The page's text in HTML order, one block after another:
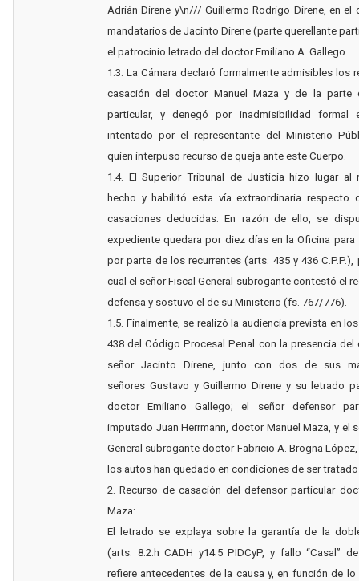
Adrián Direne y\n/// Guillermo Rodrigo Direne, en el
mandatarios de Jacinto Direne (parte querellante
el patrocinio letrado del doctor Emiliano A. Gallego.
1.3. La Cámara declaró formalmente admisibles los
casación del doctor Manuel Maza y de la parte
particular, y denegó por inadmisibilidad formal
intentado por el representante del Ministerio
quien interpuso recurso de queja ante este Cuerpo.
1.4. El Superior Tribunal de Justicia hizo lugar al
hecho y habilitó esta vía extraordinaria respecto
casaciones deducidas. En razón de ello, se
expediente quedara por diez días en la Oficina para
por parte de los recurrentes (arts. 435 y 436 C.P.P.),
cual el señor Fiscal General subrogante contestó el
defensa y sostuvo el de su Ministerio (fs. 767/776).
1.5. Finalmente, se realizó la audiencia prevista en
438 del Código Procesal Penal con la presencia del
señor Jacinto Direne, junto con dos de sus
señores Gustavo y Guillermo Direne y su letrado
doctor Emiliano Gallego; el señor defensor
imputado Juan Herrmann, doctor Manuel Maza, y el
General subrogante doctor Fabricio A. Brogna
los autos han quedado en condiciones de ser
2. Recurso de casación del defensor particular
Maza:
El letrado se explaya sobre la garantía de la
(arts. 8.2.h CADH y14.5 PIDCyP, y fallo “Casal”
refiere antecedentes de la causa y, en función de lo